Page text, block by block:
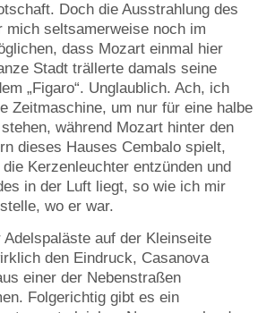
Doch die Ausstrahlung des
mich seltsamerweise noch im
dass Mozart einmal hier
Stadt trällerte damals seine
„Figaro“. Unglaublich. Ach, ich
Zeitmaschine, um nur für eine halbe
während Mozart hinter den
dieses Hauses Cembalo spielt,
Kerzenleuchter entzünden und
in der Luft liegt, so wie ich mir
wo er war.
auf der Kleinseite
den Eindruck, Casanova
einer der Nebenstraßen
Folgerichtig gibt es ein